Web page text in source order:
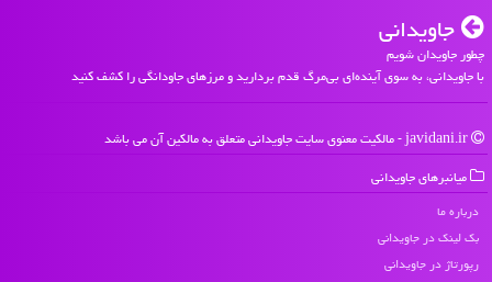
جاویدانی
چطور جاویدان شویم
با جاویدانی، به سوی آینده‌ای بی‌مرگ قدم بردارید و مرزهای جاودانگی را کشف کنید
میانبرهای جاویدانی
درباره ما
بک لینک در جاویدانی
رپورتاژ در جاویدانی